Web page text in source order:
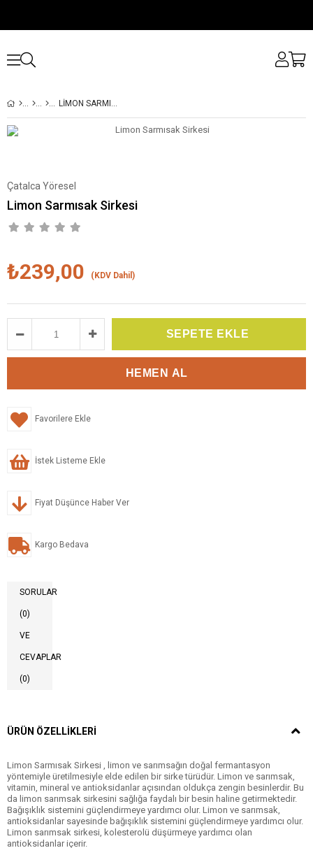
LIMON SARMISAK SIRKESI
Çatalca Yöresel
Limon Sarmısak Sirkesi
₺239,00 (KDV Dahil)
Favorilere Ekle
İstek Listeme Ekle
Fiyat Düşünce Haber Ver
Kargo Bedava
SORULAR
(0)
VE
CEVAPLAR
(0)
ÜRÜN ÖZELLIKLERI
Limon Sarmısak Sirkesi , limon ve sarımsağın doğal fermantasyon
yöntemiyle üretilmesiyle elde edilen bir sirke türüdür. Limon ve sarımsak,
vitamin, mineral ve antioksidanlar açısından oldukça zengin besinlerdir. Bu
da limon sarımsak sirkesini sağlığa faydalı bir besin haline getirmektedir.
Bağışıklık sistemini güçlendirmeye yardımcı olur. Limon ve sarımsak,
antioksidanlar sayesinde bağışıklık sistemini güçlendirmeye yardımcı olur.
Limon sarımsak sirkesi, kolesterolü düşürmeye yardımcı olan
antioksidanlar içerir.